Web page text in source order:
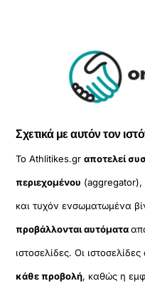
Σχετικά με αυτόν τον
Το Athlitikes.grαποτελεί
περιεχομένου (aggregator),
και τυχόν ενσωματωμένα
προβάλλονται αυτόματα
ιστοσελίδες. Οι
κάθε προβολή, καθώς η